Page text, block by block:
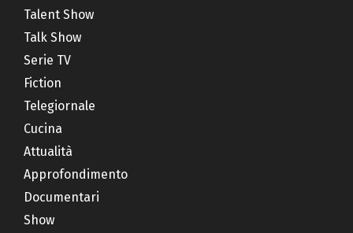
Talent Show
Talk Show
Serie TV
Fiction
Telegiornale
Cucina
Attualità
Approfondimento
Documentari
Show